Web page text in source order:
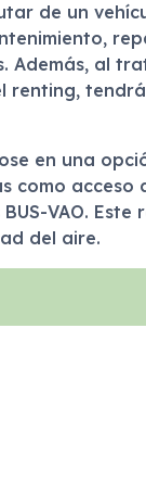
de un
Además, al
renting,
en una
como acceso
VAO. Este
del aire.